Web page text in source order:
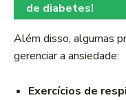
de diabetes!
Além disso, algumas
gerenciar a ansiedade:
Exercícios de